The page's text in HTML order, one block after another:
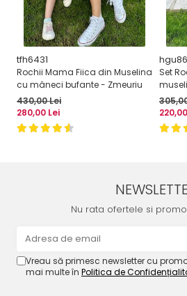
tfh6431
Rochii Mama Fiica din Muselina
cu mâneci bufante - Zmeuriu
430,00 Lei
280,00 Lei
hgu86
Set
Nu rata ofertele si
Vreau să primesc newsletter cu
mai multe în Politica de